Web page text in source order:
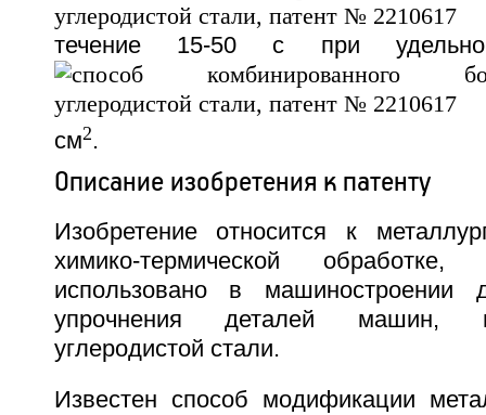
течение 15-50 с при
см2.
Описание изобретения к патенту
Изобретение относится к
химико-термической
использовано в машиностроении
упрочнения деталей машин,
углеродистой стали.
Известен способ модификации